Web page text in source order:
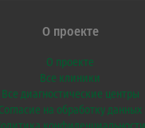
О проекте
О проекте
Все клиники
Все диагностические центры
Согласие на обработку данных